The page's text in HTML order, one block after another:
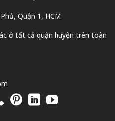
Quận 1, HCM
ở tất cả quận huyện trên toàn